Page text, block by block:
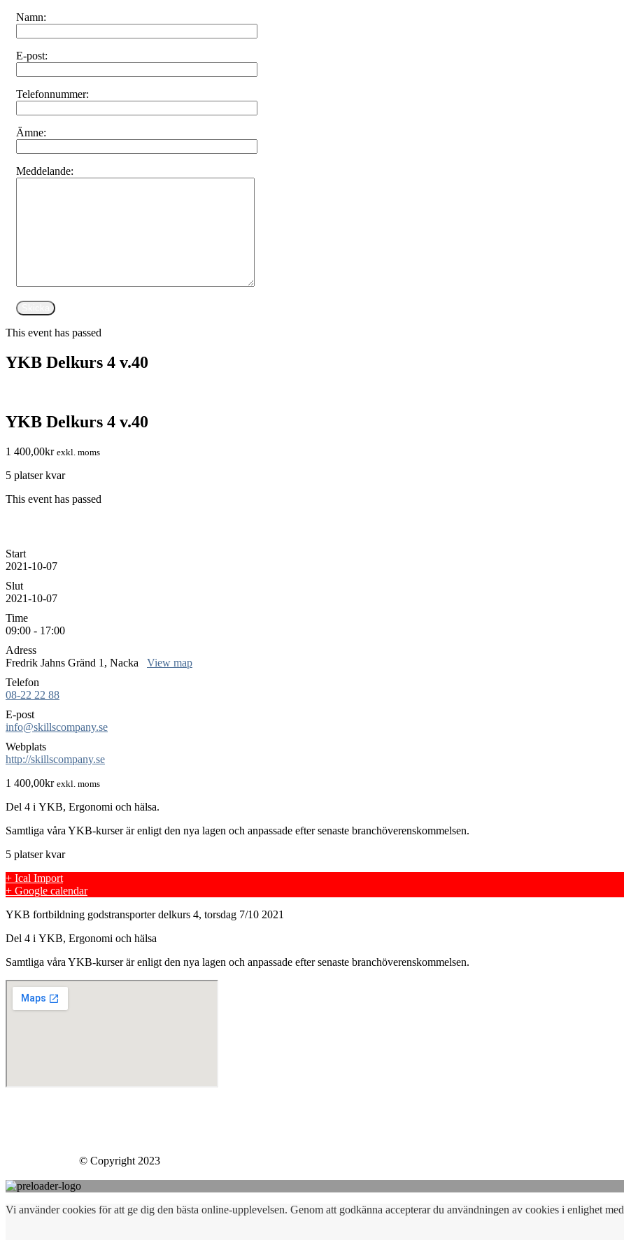
Namn:
E-post:
Telefonnummer:
Ämne:
Meddelande:
This event has passed
YKB Delkurs 4 v.40
YKB Delkurs 4 v.40
1 400,00kr exkl. moms
5 platser kvar
This event has passed
Start
2021-10-07
Slut
2021-10-07
Time
09:00 - 17:00
Adress
Fredrik Jahns Gränd 1, Nacka View map
Telefon
08-22 22 88
E-post
info@skillscompany.se
Webplats
http://skillscompany.se
1 400,00kr exkl. moms
Del 4 i YKB, Ergonomi och hälsa.
Samtliga våra YKB-kurser är enligt den nya lagen och anpassade efter senaste branchöverenskommelsen.
5 platser kvar
+ Ical Import
+ Google calendar
YKB fortbildning godstransporter delkurs 4, torsdag 7/10 2021
Del 4 i YKB, Ergonomi och hälsa
Samtliga våra YKB-kurser är enligt den nya lagen och anpassade efter senaste branchöverenskommelsen.
© Copyright 2023
Vi använder cookies för att ge dig den bästa online-upplevelsen. Genom att godkänna accepterar du användningen av cookies i enlighet